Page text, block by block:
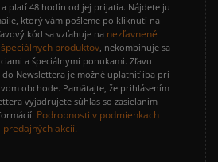
platí 48 hodín od jej prijatia. Nájdete ju
ktorý vám pošleme po kliknutí na
kód sa vzťahuje na nezľavnené
špeciálnych produktov, nekombinuje sa
a špeciálnymi ponukami. Zľavu
Newslettera je možné uplatniť iba pri
obchode. Pamätajte, že prihlásením
vyjadrujete súhlas so zasielaním
Podrobnosti v podmienkach
predajných akcií.